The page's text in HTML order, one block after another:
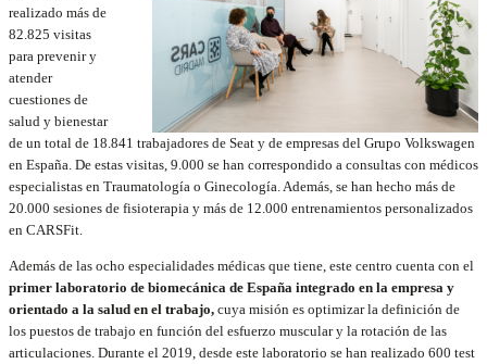
realizado más de
82.825 visitas
para prevenir y
atender
cuestiones de
salud y bienestar
de un total de 18.841 trabajadores de Seat y de empresas del Grupo Volkswagen
en España. De estas visitas, 9.000 se han correspondido a consultas con médicos
especialistas en Traumatología o Ginecología. Además, se han hecho más de
20.000 sesiones de fisioterapia y más de 12.000 entrenamientos personalizados
en CARSFit.
Además de las ocho especialidades médicas que tiene, este centro cuenta con el
primer laboratorio de biomecánica de España integrado en la empresa y
orientado a la salud en el trabajo, cuya misión es optimizar la definición de
los puestos de trabajo en función del esfuerzo muscular y la rotación de las
articulaciones. Durante el 2019, desde este laboratorio se han realizado 600 test